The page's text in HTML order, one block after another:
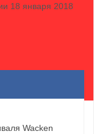
18 января 2018
Wacken